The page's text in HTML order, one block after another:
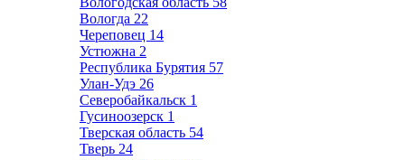
Вологда 22
Череповец 14
Устюжна 2
Республика Бурятия 57
Улан-Удэ 26
Северобайкальск 1
Гусиноозерск 1
Тверская область 54
Тверь 24